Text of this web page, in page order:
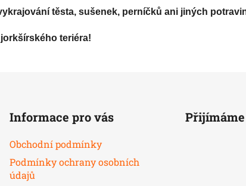
těsta, sušenek, perníčků ani jiných
teriéra!
Informace pro vás
Obchodní podmínky
Podmínky ochrany osobních
údajů